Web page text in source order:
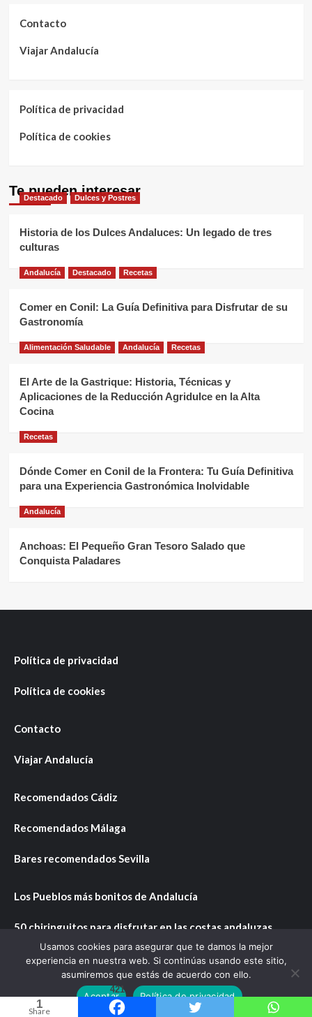
1
Share
421
Contacto
Viajar Andalucía
Política de privacidad
Política de cookies
Te pueden interesar
Destacado Dulces y Postres
Historia de los Dulces Andaluces: Un legado de tres
culturas
Andalucía Destacado Recetas
Comer en Conil: La Guía Definitiva para Disfrutar de su
Gastronomía
Alimentación Saludable Andalucía Recetas
El Arte de la Gastrique: Historia, Técnicas y
Aplicaciones de la Reducción Agridulce en la Alta
Cocina
Recetas
Dónde Comer en Conil de la Frontera: Tu Guía Definitiva
para una Experiencia Gastronómica Inolvidable
Andalucía
Anchoas: El Pequeño Gran Tesoro Salado que
Conquista Paladares
Política de privacidad
Política de cookies
Contacto
Viajar Andalucía
Recomendados Cádiz
Recomendados Málaga
Bares recomendados Sevilla
Los Pueblos más bonitos de Andalucía
50 chiringuitos para disfrutar en las costas andaluzas
Nuestra carta por productos
Usamos cookies para asegurar que te damos la mejor
experiencia en nuestra web. Si continúas usando este sitio,
asumiremos que estás de acuerdo con ello.
Aceptar
Política de privacidad